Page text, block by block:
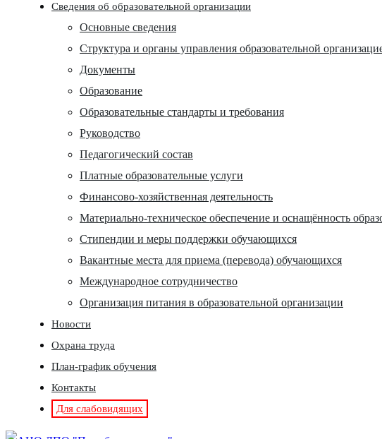
Сведения об образовательной организации
Основные сведения
Структура и органы управления образовательной
Документы
Образование
Образовательные стандарты и требования
Руководство
Педагогический состав
Платные образовательные услуги
Финансово-хозяйственная деятельность
Материально-техническое обеспечение и оснащённость
Стипендии и меры поддержки обучающихся
Вакантные места для приема (перевода) обучающихся
Международное сотрудничество
Организация питания в образовательной организации
Новости
Охрана труда
План-график обучения
Контакты
Для слабовидящих